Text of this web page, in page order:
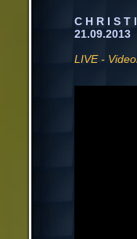
C H R I S
21.09.2013
LIVE -